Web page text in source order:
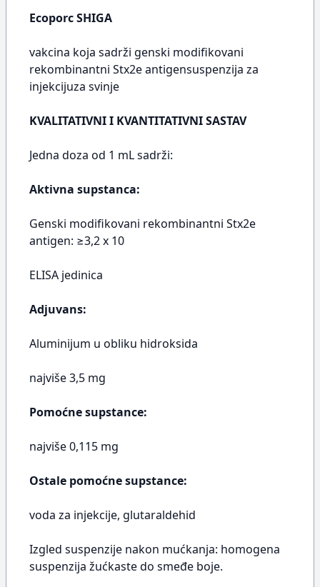
Ecoporc SHIGA
vakcina koja sadrži genski modifikovani
rekombinantni Stx2e antigensuspenzija za
injekcijuza svinje
KVALITATIVNI I KVANTITATIVNI SASTAV
Jedna doza od 1 mL sadrži:
Aktivna supstanca:
Genski modifikovani rekombinantni Stx2e
antigen: ≥3,2 x 10
ELISA jedinica
Adjuvans:
Aluminijum u obliku hidroksida
najviše 3,5 mg
Pomoćne supstance:
najviše 0,115 mg
Ostale pomoćne supstance:
voda za injekcije, glutaraldehid
Izgled suspenzije nakon mućkanja: homogena
suspenzija žućkaste do smeđe boje.